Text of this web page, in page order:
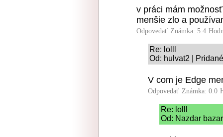
v práci mám
menšie zlo a
Odpovedať Známka: 5.4
Re: lolll
Od: hulvat2 |
V com je Edge
Odpovedať Známka: 0.0
Re: lolll
Od: Nazdar